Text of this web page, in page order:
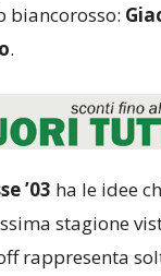
biancorosso:
.
’03 ha le idee
stagione
rappresenta